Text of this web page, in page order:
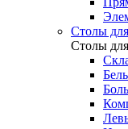
Столы
Столы